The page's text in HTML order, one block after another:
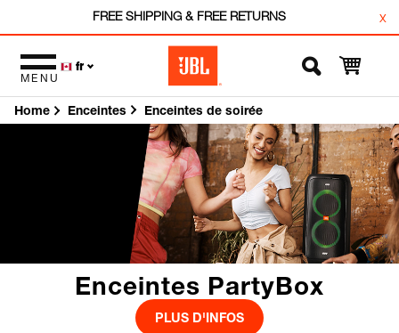
FREE SHIPPING & FREE RETURNS x
MENU
fr
Enceintes PartyBox
PLUS D'INFOS
Home Enceintes Enceintes de soirée